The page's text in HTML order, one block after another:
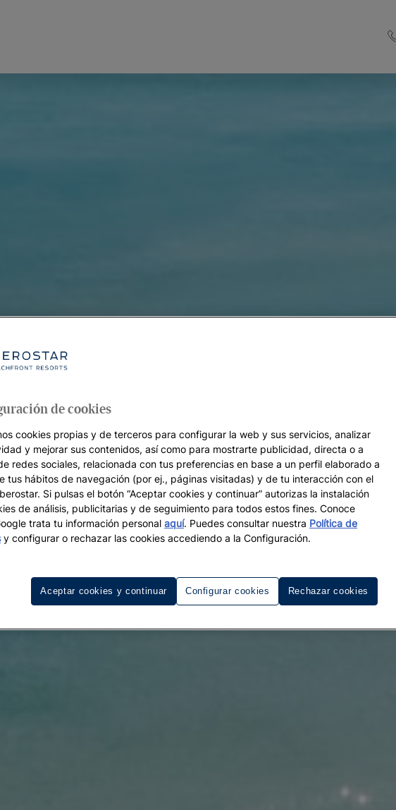
de cookies
cookies propias y de terceros para configurar la web y sus servicios, analizar
y mejorar sus contenidos, así como para mostrarte publicidad, directa o a
redes sociales, relacionada con tus preferencias en base a un perfil elaborado a
tus hábitos de navegación (por ej., páginas visitadas) y de tu interacción con el
Si pulsas el botón “Aceptar cookies y continuar” autorizas la instalación
de análisis, publicitarias y de seguimiento para todos estos fines. Conoce
trata tu información personal aquí. Puedes consultar nuestra Política de
y configurar o rechazar las cookies accediendo a la Configuración.
Configurar cookies Rechazar cookies
Aceptar cookies y continuar